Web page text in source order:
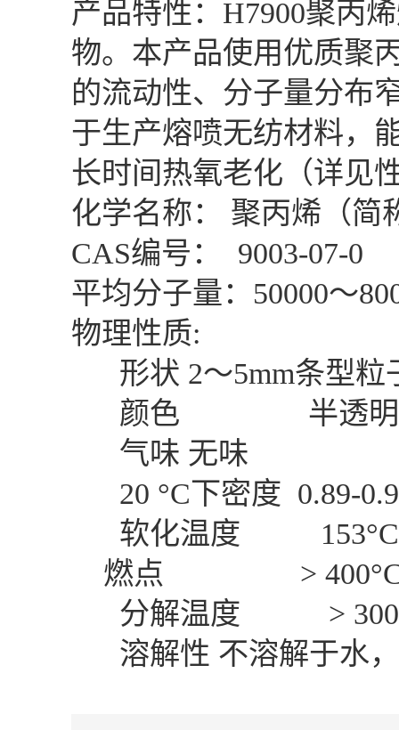
产品特性：H7900聚丙
物。本产品使用优质聚
的流动性、分子量分布
于生产熔喷无纺材料，
长时间热氧老化（详见
化学名称： 聚丙烯（简
CAS编号： 9003-07-0
平均分子量：50000～
物理性质:
形状 2～5mm条型粒
颜色 半透明
气味 无味
20 °C下密度 0.89-
软化温度 153°C-
燃点 >
分解温度 >
溶解性 不溶解于水，